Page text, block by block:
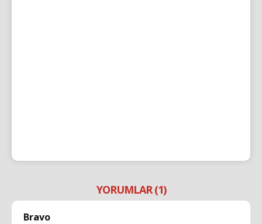
YORUMLAR (1)
Bravo